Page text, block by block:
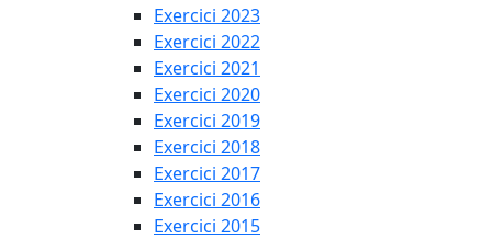
Exercici 2023
Exercici 2022
Exercici 2021
Exercici 2020
Exercici 2019
Exercici 2018
Exercici 2017
Exercici 2016
Exercici 2015